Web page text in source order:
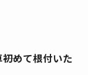
初めて根付いた